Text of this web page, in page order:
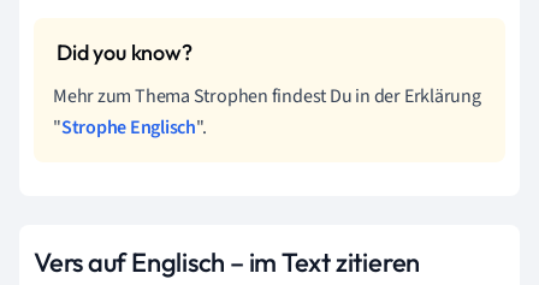
Mehr zum Thema Strophen findest Du in der Erklärung
"Strophe Englisch".
Vers auf Englisch – im Text zitieren